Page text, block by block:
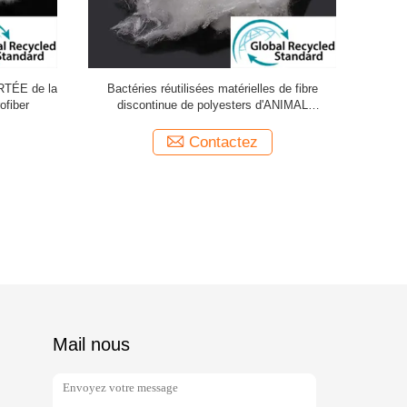
de la
Bactéries réutilisées matérielles de fibre
discontinue de polyesters d'ANIMAL
Contactez
Mail nous